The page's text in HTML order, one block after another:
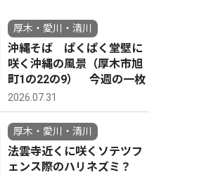
厚木・愛川・清川
沖縄そば ぱくぱく堂壁に
咲く沖縄の風景（厚木市旭
町1の22の9） 今週の一枚
2026.07.31
厚木・愛川・清川
法雲寺近くに咲くソテツフ
ェンス際のハリネズミ？